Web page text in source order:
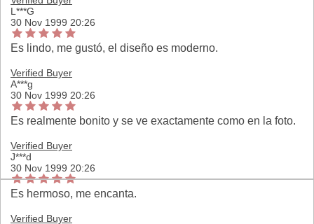
L***G
30 Nov 1999 20:26
Es lindo, me gustó, el diseño es moderno.
Verified Buyer
A***g
30 Nov 1999 20:26
Es realmente bonito y se ve exactamente como en la foto.
Verified Buyer
J***d
30 Nov 1999 20:26
Es hermoso, me encanta.
Verified Buyer